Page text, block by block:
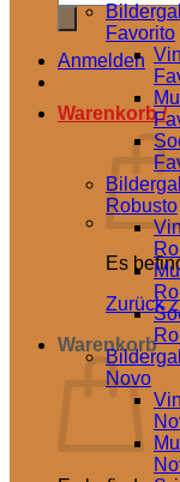
Anmelden
Warenkorb /
Es
Zurück
Warenkorb
Favorito
Robusto
Novo